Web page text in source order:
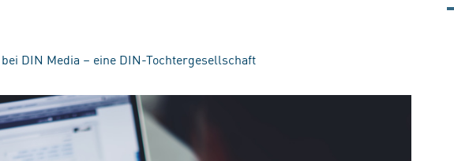
DIN Media – eine DIN-Tochtergesellschaft